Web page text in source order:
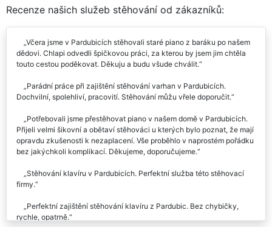
Recenze našich služeb stěhování od zákazníků:
Včera jsme v Pardubicích stěhovali staré piano z baráku po našem
dědovi. Chlapi odvedli špičkovou práci, za kterou by jsem jim chtěla
touto cestou poděkovat. Děkuju a budu všude chválit.
Parádní práce při zajištění stěhování varhan v Pardubicích.
Dochvilní, spolehliví, pracovití. Stěhování můžu vřele doporučit.
Potřebovali jsme přestěhovat piano v našem domě v Pardubicích.
Přijeli velmi šikovní a obětaví stěhováci u kterých bylo poznat, že mají
opravdu zkušenosti k nezaplacení. Vše proběhlo v naprostém pořádku
bez jakýchkoli komplikací. Děkujeme, doporučujeme.
Stěhování klavíru v Pardubicích. Perfektní služba této stěhovací
firmy.
Perfektní zajištění stěhování klavíru z Pardubic. Bez chybičky,
rychle, opatrně.